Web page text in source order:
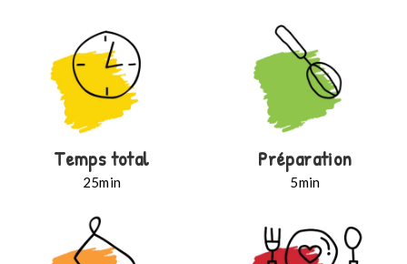
Temps total
25min
Préparation
5min